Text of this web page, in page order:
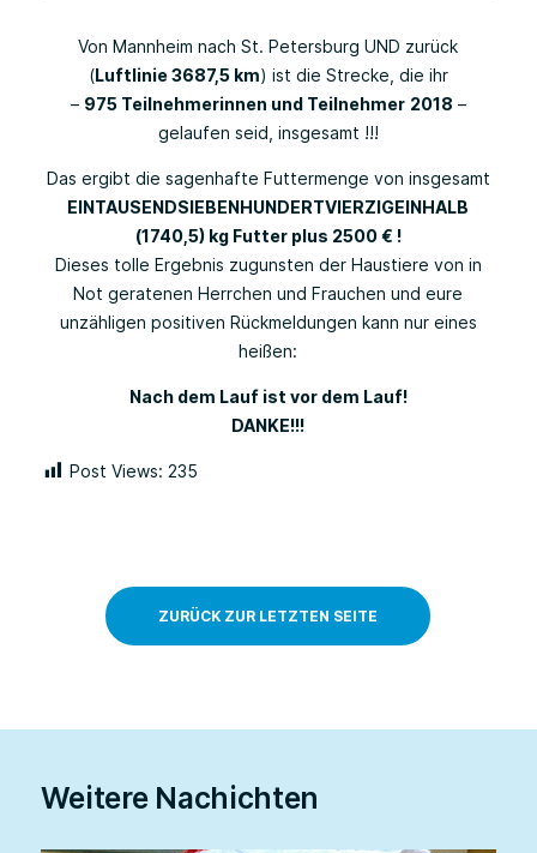
Von Mannheim nach St. Petersburg UND zurück
(Luftlinie 3687,5 km) ist die Strecke, die ihr
– 975 Teilnehmerinnen und Teilnehmer 2018 –
gelaufen seid, insgesamt !!!
Das ergibt die sagenhafte Futtermenge von insgesamt
EINTAUSENDSIEBENHUNDERTVIERZIGEINHALB
(1740,5) kg Futter plus 2500 € !
Dieses tolle Ergebnis zugunsten der Haustiere von in
Not geratenen Herrchen und Frauchen und eure
unzähligen positiven Rückmeldungen kann nur eines
heißen:
Nach dem Lauf ist vor dem Lauf!
DANKE!!!
Post Views: 235
ZURÜCK ZUR LETZTEN SEITE
Weitere Nachichten